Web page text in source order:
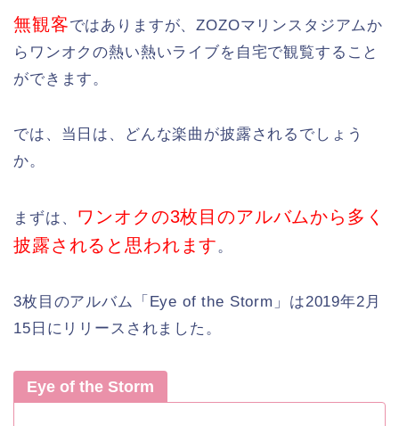
無観客ではありますが、ZOZOマリンスタジアムか
らワンオクの熱い熱いライブを自宅で観覧すること
ができます。
では、当日は、どんな楽曲が披露されるでしょう
か。
まずは、 ワンオクの3枚目のアルバムから多く
披露されると思われます。
3枚目のアルバム「Eye of the Storm」は2019年2月
15日にリリースされました。
Eye of the Storm